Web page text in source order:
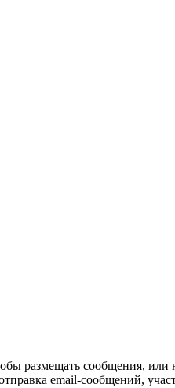
размещать сообщения, или
email-сообщений,